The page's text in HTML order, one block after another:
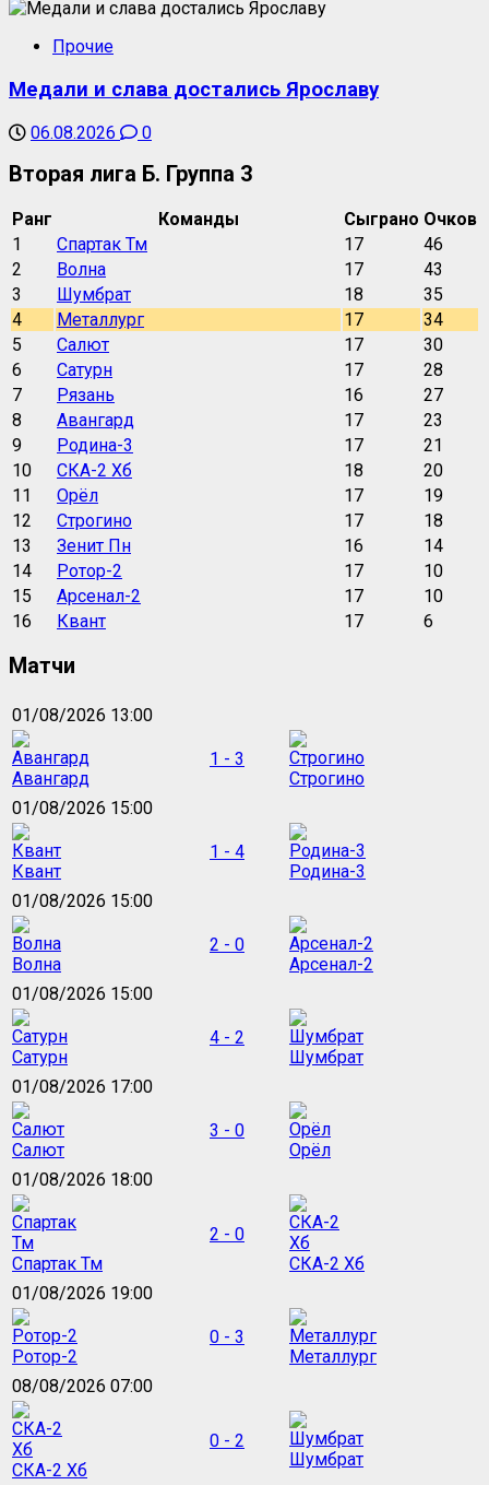
Прочие
Медали и слава достались Ярославу
06.08.2026 0
Вторая лига Б. Группа 3
Ранг Команды Сыграно Очков
1
Спартак Тм 17
46
2
Волна 17
43
3
Шумбрат 18
35
4
Металлург 17
34
5
Салют 17
30
6
Сатурн 17
28
7
Рязань 16
27
8
Авангард 17
23
9
Родина-3 17
21
10
СКА-2 Хб 18
20
11
Орёл 17
19
12
Строгино 17
18
13
Зенит Пн 16
14
14
Ротор-2 17
10
15
Арсенал-2 17
10
16
Квант 17 6
Матчи
01/08/2026 13:00
Авангард
1 - 3
Строгино
01/08/2026 15:00
Квант
1 - 4
Родина-3
01/08/2026 15:00
Волна
2 - 0
Арсенал-2
01/08/2026 15:00
Сатурн
4 - 2
Шумбрат
01/08/2026 17:00
Салют
3 - 0
Орёл
01/08/2026 18:00
Спартак Тм
2 - 0
СКА-2 Хб
01/08/2026 19:00
Ротор-2
0 - 3
Металлург
08/08/2026 07:00
СКА-2 Хб
0 - 2
Шумбрат